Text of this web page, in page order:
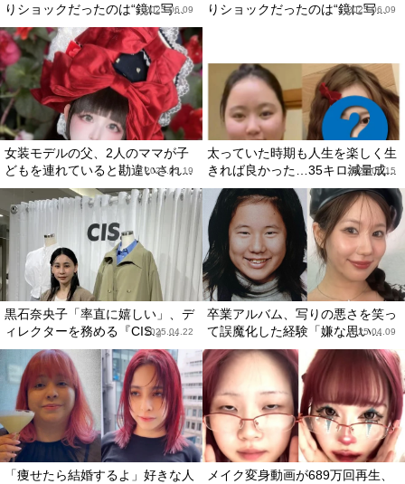
りショックだったのは“鏡に写...
2025.06.09
りショックだったのは“鏡に写...
2025.06.09
女装モデルの父、2人のママが子
どもを連れていると勘違いされ...
2025.05.19
太っていた時期も人生を楽しく生
きれば良かった…35キロ減量成...
2025.05.15
黒石奈央子「率直に嬉しい」、デ
ィレクターを務める『CIS.』...
2025.04.22
卒業アルバム、写りの悪さを笑っ
て誤魔化した経験「嫌な思い...
2025.04.09
「痩せたら結婚するよ」好きな人
メイク変身動画が689万回再生、